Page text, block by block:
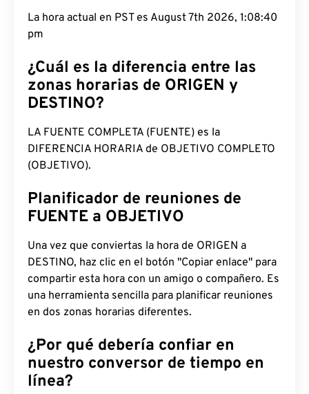
La hora actual en PST es August 7th 2026, 1:08:41
pm
¿Cuál es la diferencia entre las
zonas horarias de ORIGEN y
DESTINO?
LA FUENTE COMPLETA (FUENTE) es la
DIFERENCIA HORARIA de OBJETIVO COMPLETO
(OBJETIVO).
Planificador de reuniones de
FUENTE a OBJETIVO
Una vez que conviertas la hora de ORIGEN a
DESTINO, haz clic en el botón "Copiar enlace" para
compartir esta hora con un amigo o compañero. Es
una herramienta sencilla para planificar reuniones
en dos zonas horarias diferentes.
¿Por qué debería confiar en
nuestro conversor de tiempo en
línea?